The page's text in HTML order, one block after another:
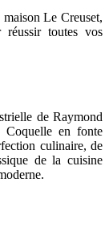
Le Creuset,
réussir toutes vos
de Raymond
en fonte
culinaire, de
de la cuisine